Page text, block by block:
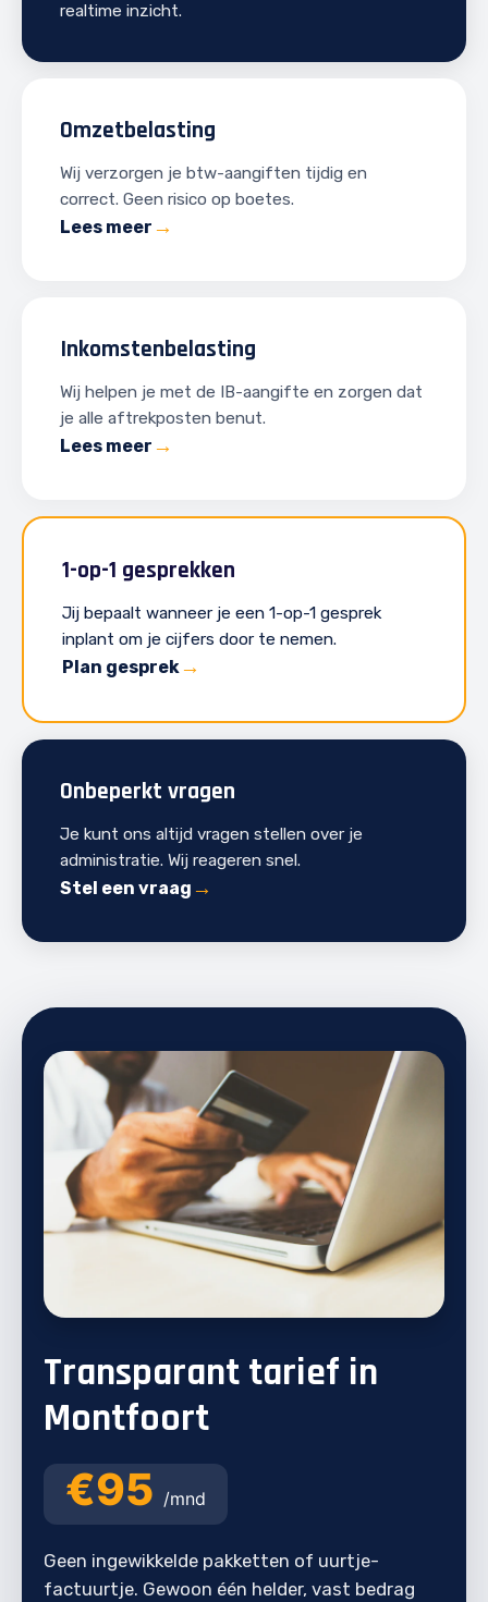
realtime inzicht.
Omzetbelasting
Wij verzorgen je btw-aangiften tijdig en
correct. Geen risico op boetes.
Lees meer
Inkomstenbelasting
Wij helpen je met de IB-aangifte en zorgen dat
je alle aftrekposten benut.
Lees meer
1-op-1 gesprekken
Jij bepaalt wanneer je een 1-op-1 gesprek
inplant om je cijfers door te nemen.
Plan gesprek
Onbeperkt vragen
Je kunt ons altijd vragen stellen over je
administratie. Wij reageren snel.
Stel een vraag
Transparant tarief in
Montfoort
€95 /mnd
Geen ingewikkelde pakketten of uurtje-
factuurtje. Gewoon één helder, vast bedrag